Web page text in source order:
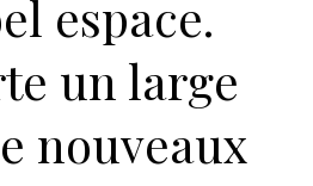
espace.
un large
nouveaux